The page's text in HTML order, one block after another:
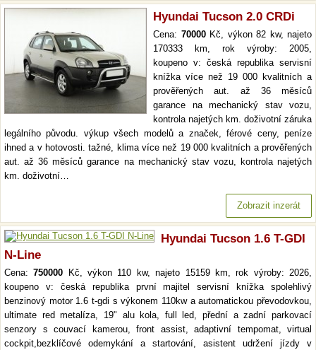
Hyundai Tucson 2.0 CRDi
Cena: 70000Kč, výkon 82 kw, najeto
170333 km, rok výroby: 2005,
koupeno v: česká republika servisní
knížka více než 19 000 kvalitních a
prověřených aut. až 36 měsíců
garance na mechanický stav vozu,
kontrola najetých km. doživotní záruka
legálního původu. výkup všech modelů a značek, férové ceny, peníze
ihned a v hotovosti. tažné, klima více než 19 000 kvalitních a prověřených
aut. až 36 měsíců garance na mechanický stav vozu, kontrola najetých
km. doživotní…
Zobrazit inzerát
Hyundai Tucson 1.6 T-GDI
N-Line
Cena:750000 Kč, výkon 110 kw, najeto 15159 km, rok výroby: 2026,
koupeno v: česká republika první majitel servisní knížka spolehlivý
benzinový motor 1.6 t-gdi s výkonem 110kw a automatickou převodovkou,
ultimate red metalíza, 19" alu kola, full led, přední a zadní parkovací
senzory s couvací kamerou, front assist, adaptivní tempomat, virtual
cockpit,bezklíčové odemykání a startování, asistent udržení jízdy v